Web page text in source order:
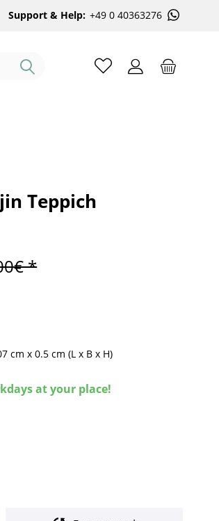
Support & Help: +49 0 40363276
Teppich
*
cm x0.5 cm (L x B x H)
at your place!